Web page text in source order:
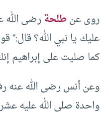
روى عنطلحةرضى الله
عليك يا نبي الله؟ قال:”
كما صليت على إبراهيم
وعن أنس رضى الله عنه
واحدة صلى الله عليه